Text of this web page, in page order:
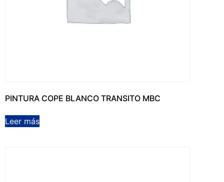
PINTURA COPE BLANCO TRANSITO MBC
Leer más